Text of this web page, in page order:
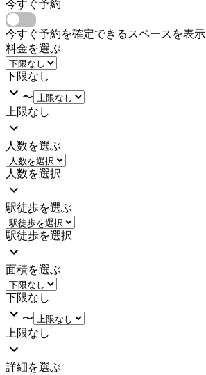
今すぐ予約
今すぐ予約を確定できるスペースを表示
料金を選ぶ
下限なし
〜
上限なし
人数を選ぶ
人数を選択
駅徒歩を選ぶ
駅徒歩を選択
面積を選ぶ
下限なし
〜
上限なし
詳細を選ぶ